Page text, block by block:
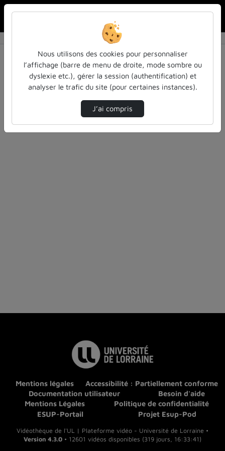
0 vidéo trouvée
Audio Vidéo Statistiques de vues
Direction de tri
Désolé, aucune vidéo trouvée.
Mentions légales
Accessibilité : Partiellement conforme
Documentation utilisateur
Besoin d'aide
Mentions Légales
Politique de confidentialité
ESUP-Portail
Projet Esup-Pod
Vidéothèque de l'UL | Plateforme vidéo - Université de Lorraine •
Version 4.3.0 • 12601 vidéos disponibles (319 jours, 16:33:41)
Nous utilisons des cookies pour personnaliser
l’affichage (barre de menu de droite, mode sombre ou
dyslexie etc.), gérer la session (authentification) et
analyser le trafic du site (pour certaines instances).
J’ai compris